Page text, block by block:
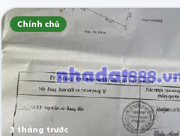
Chính chủ
3 tháng trước